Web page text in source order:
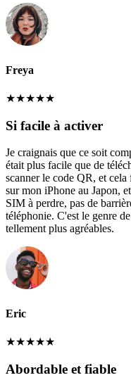
Freya
★★★★★
Si facile à activer
Je craignais que ce soit
était plus facile que de
scanner le code QR, et
sur mon iPhone au Japon,
SIM à perdre, pas de
téléphonie. C'est le genre
tellement plus agréables.
Eric
★★★★★
Abordable et fiable